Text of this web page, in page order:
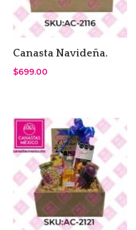
Canasta Navideña.
$699.00